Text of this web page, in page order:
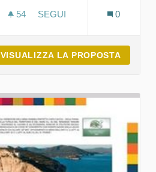
54 54 SOSTENITORI
SEGUI
0
VISUALIZZA LA PROPOSTA